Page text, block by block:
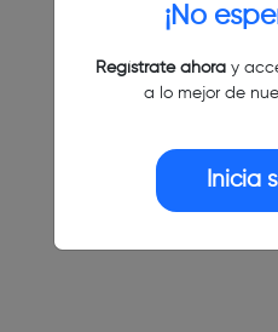
¡No
Regístrate ahoray
a lo mejor de
Inicia